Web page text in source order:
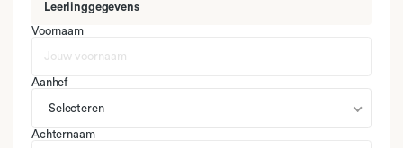
Leerlinggegevens
Voornaam
Aanhef
Selecteren
Achternaam